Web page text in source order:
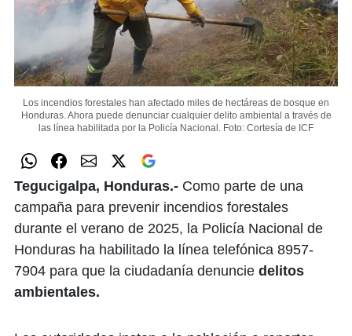
Los incendios forestales han afectado miles de hectáreas de bosque en
Honduras. Ahora puede denunciar cualquier delito ambiental a través de
las línea habilitada por la Policía Nacional. Foto: Cortesía de ICF
Tegucigalpa, Honduras.- Como parte de una
campaña para prevenir incendios forestales
durante el verano de 2025, la Policía Nacional de
Honduras ha habilitado la línea telefónica 8957-
7904 para que la ciudadanía denuncie delitos
ambientales.